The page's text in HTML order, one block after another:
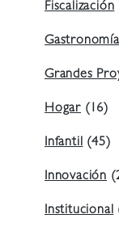
Fiscalización
Gastronomía
Grandes
Hogar (16)
Infantil(45)
Innovación
Institucional